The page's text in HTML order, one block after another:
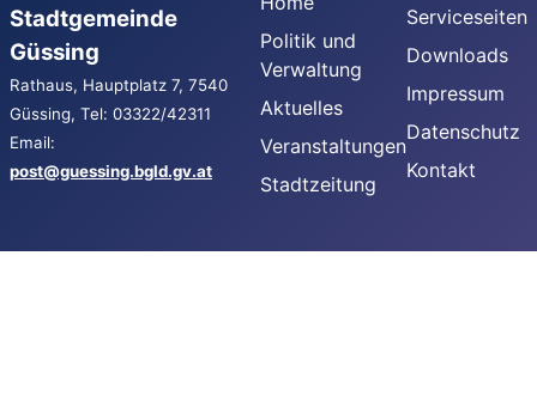
Stadtgemeinde
Güssing
Rathaus, Hauptplatz 7, 7540
Güssing, Tel: 03322/42311
Email:
post@guessing.bgld.gv.at
Politik und
Verwaltung
Aktuelles
Veranstaltungen
Stadtzeitung
Serviceseiten
Downloads
Impressum
Datenschutz
Kontakt